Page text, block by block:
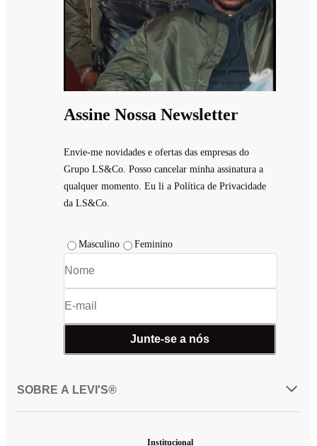
Assine Nossa Newsletter
Envie-me novidades e ofertas das empresas do
Grupo LS&Co. Posso cancelar minha assinatura a
qualquer momento. Eu li a Política de Privacidade
da LS&Co.
Masculino Feminino
Junte-se a nós
SOBRE A LEVI'S®
Institucional